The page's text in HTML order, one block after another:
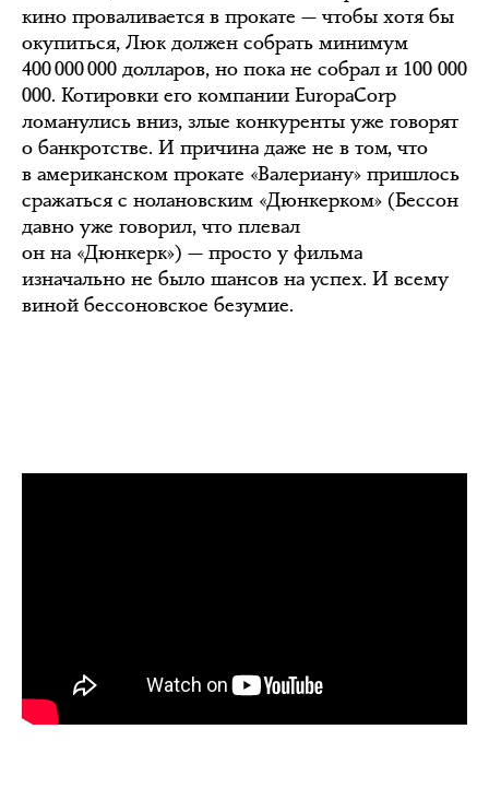
кино проваливается в прокате — чтобы хотя бы
окупиться, Люк должен собрать минимум
400 000 000 долларов, но пока не собрал и 100 000
000. Котировки его компании EuropaCorp
ломанулись вниз, злые конкуренты уже говорят
о банкротстве. И причина даже не в том, что
в американском прокате «Валериану» пришлось
сражаться с нолановским «Дюнкерком» (Бессон
давно уже говорил, что плевал
он на «Дюнкерк») — просто у фильма
изначально не было шансов на успех. И всему
виной бессоновское безумие.